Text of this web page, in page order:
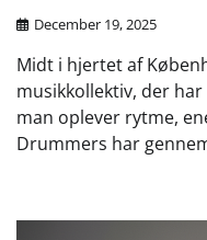
December 19, 2025
Midt i hjertet af
musikkollektiv, der
man oplever rytme,
Drummers har